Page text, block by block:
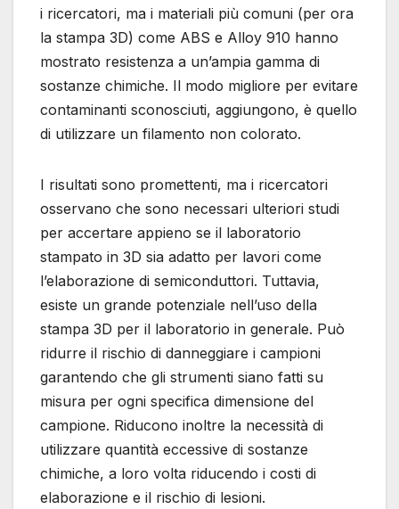
i ricercatori, ma i materiali più comuni (per ora
la stampa 3D) come ABS e Alloy 910 hanno
mostrato resistenza a un’ampia gamma di
sostanze chimiche. Il modo migliore per evitare
contaminanti sconosciuti, aggiungono, è quello
di utilizzare un filamento non colorato.
I risultati sono promettenti, ma i ricercatori
osservano che sono necessari ulteriori studi
per accertare appieno se il laboratorio
stampato in 3D sia adatto per lavori come
l’elaborazione di semiconduttori. Tuttavia,
esiste un grande potenziale nell’uso della
stampa 3D per il laboratorio in generale. Può
ridurre il rischio di danneggiare i campioni
garantendo che gli strumenti siano fatti su
misura per ogni specifica dimensione del
campione. Riducono inoltre la necessità di
utilizzare quantità eccessive di sostanze
chimiche, a loro volta riducendo i costi di
elaborazione e il rischio di lesioni.